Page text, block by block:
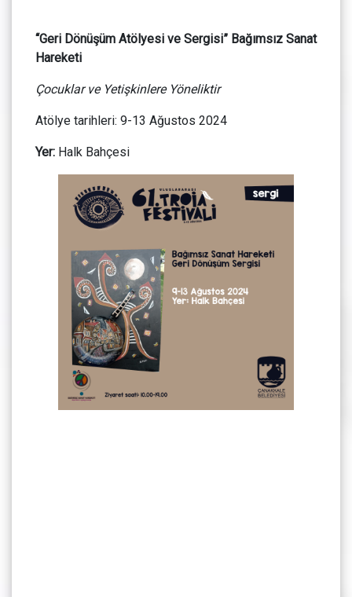
“Geri Dönüşüm Atölyesi ve Sergisi” Bağımsız Sanat
Hareketi
Çocuklar ve Yetişkinlere Yöneliktir
Atölye tarihleri: 9-13 Ağustos 2024
Yer: Halk Bahçesi